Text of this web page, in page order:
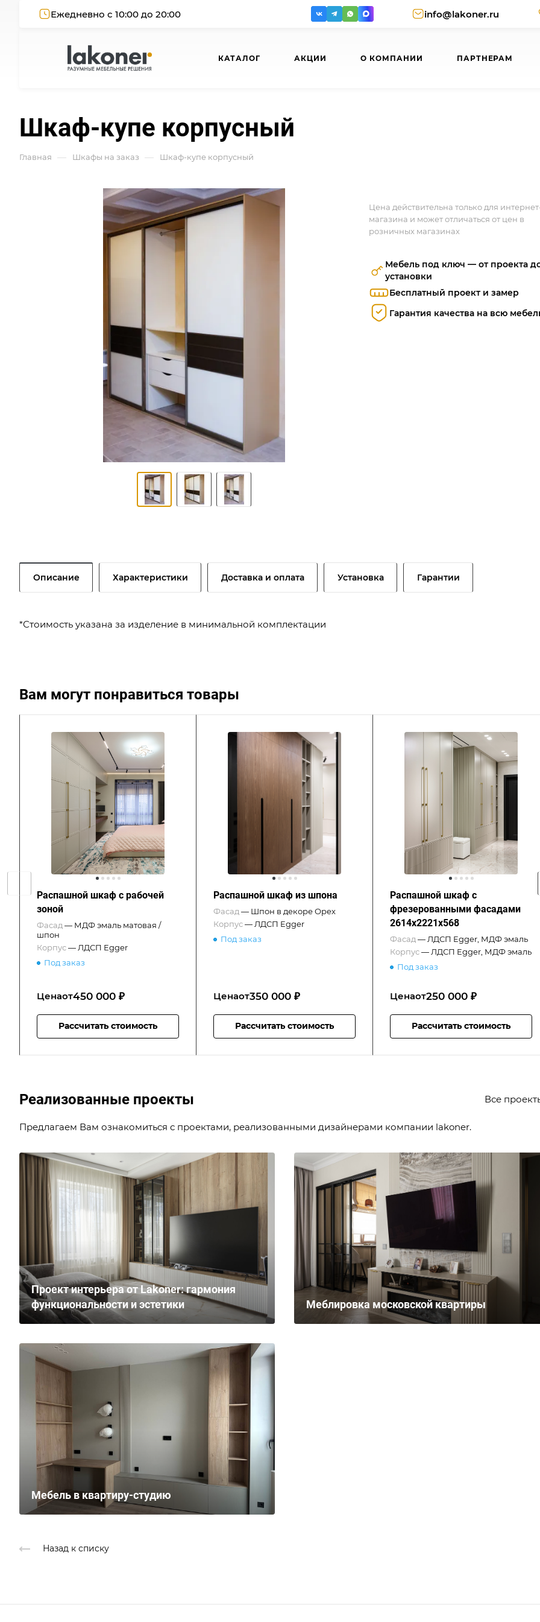
Ежедневно с 10:00 до 20:00 info@lakoner.ru
КАТАЛОГ АКЦИИ О КОМПАНИИ ПАРТНЕРАМ
Шкаф-купе корпусный
Главная — Шкафы на заказ — Шкаф-купе корпусный
Цена действительна только для
магазина и может отличаться от цен в
розничных магазинах
Мебель под ключ — от проекта
установки
Бесплатный проект и замер
Гарантия качества на всю
Описание Характеристики Доставка и оплата Установка Гарантии
*Стоимость указана за изделение в минимальной комплектации
Вам могут понравиться товары
Распашной шкаф с рабочей
зоной
Фасад — МДФ эмаль матовая /
шпон
Корпус— ЛДСП Egger
Под заказ
Ценаот450 000 ₽
Рассчитать стоимость
Распашной шкаф из шпона
Фасад — Шпон в декоре Орех
Корпус— ЛДСП Egger
Под заказ
Ценаот350 000 ₽
Рассчитать стоимость
Распашной шкаф с
фрезерованными фасадами
2614x2221x568
Фасад — ЛДСП Egger, МДФ эмаль
Корпус— ЛДСП Egger, МДФ эмаль
Под заказ
Ценаот250 000 ₽
Рассчитать стоимость
Реализованные проекты Все
Предлагаем Вам ознакомиться с проектами, реализованными дизайнерами компании lakoner.
Проект интерьера от Lakoner: гармония
функциональности и эстетики
Меблировка московской квартиры
Мебель в квартиру-студию
Назад к списку